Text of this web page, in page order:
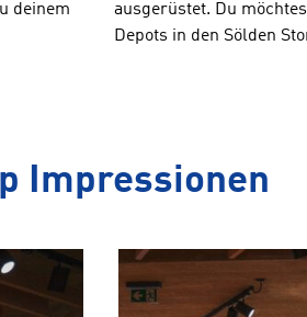
deinem
ausgerüstet. Du
Depots in den Sölden
Impressionen